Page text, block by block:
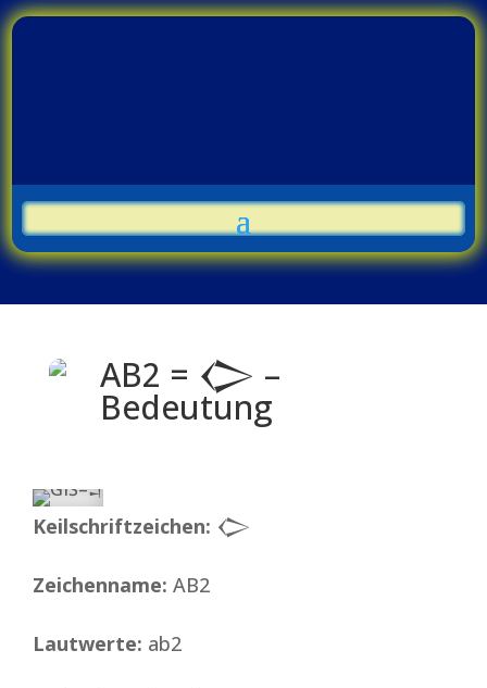
AB2 = 𒀖 –
Bedeutung
Keilschriftzeichen: 𒀖
Zeichenname: AB2
Lautwerte: ab2